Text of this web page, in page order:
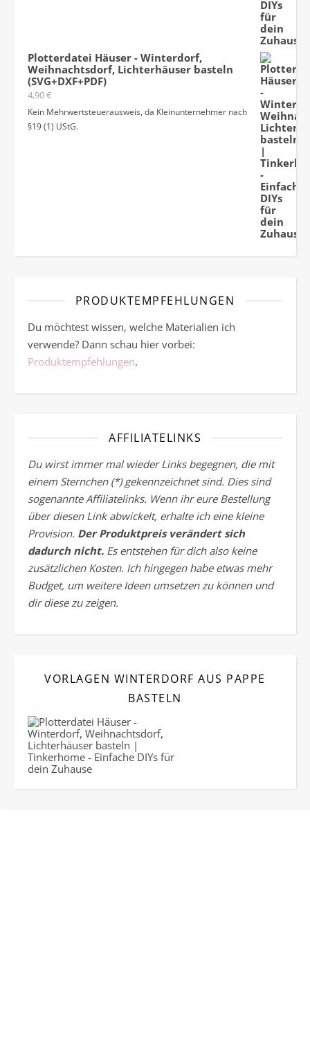
Plotterdatei Häuser - Winterdorf,
Weihnachtsdorf, Lichterhäuser basteln
(SVG+DXF+PDF)
4,90€
Kein Mehrwertsteuerausweis, da Kleinunternehmer nach
§19 (1) UStG.
PRODUKTEMPFEHLUNGEN
Du möchtest wissen, welche Materialien ich
verwende? Dann schau hier vorbei:
Produktempfehlungen.
AFFILIATELINKS
Du wirst immer mal wieder Links begegnen, die mit
einem Sternchen (*) gekennzeichnet sind. Dies sind
sogenannte Affiliatelinks. Wenn ihr eure Bestellung
über diesen Link abwickelt, erhalte ich eine kleine
Provision. Der Produktpreis verändert sich
dadurch nicht. Es entstehen für dich also keine
zusätzlichen Kosten. Ich hingegen habe etwas mehr
Budget, um weitere Ideen umsetzen zu können und
dir diese zu zeigen.
VORLAGEN WINTERDORF AUS PAPPE
BASTELN